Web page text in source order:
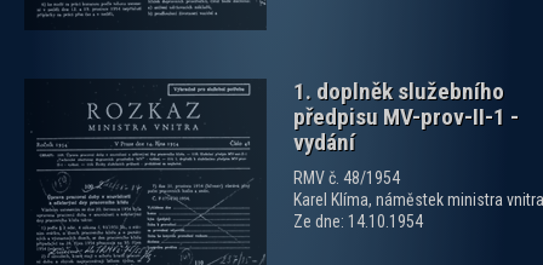
1. doplněk služebního
předpisu MV-prov-II-1 -
vydání
RMV č. 48/1954
Karel Klíma, náměstek ministra vnitra
Ze dne: 14.10.1954
zobrazit PDF dokument